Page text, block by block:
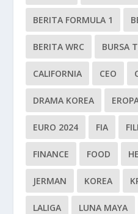
BERITA FORMULA 1
BERITA WRC BURSA
CALIFORNIA CEO
DRAMA KOREA
EURO 2024 FIA
FINANCE FOOD
JERMAN KOREA
LALIGA LUNA MAYA